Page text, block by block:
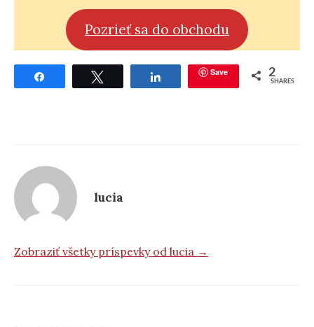
Pozrieť sa do obchodu
Save 2
SHARES
lucia
Zobraziť všetky príspevky od lucia →